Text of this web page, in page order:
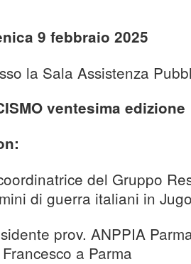
9 febbraio 2025
la Sala Assistenza
ventesima edizione
del Gruppo
di guerra italiani in
prov. ANPPIA
a Parma